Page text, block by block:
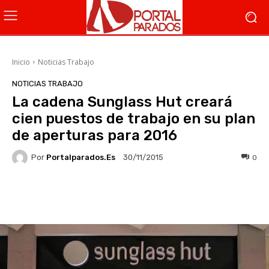
Inicio Noticias Trabajo
NOTICIAS TRABAJO
La cadena Sunglass Hut creará
cien puestos de trabajo en su plan
de aperturas para 2016
Por Portalparados.es 30/11/2015 0